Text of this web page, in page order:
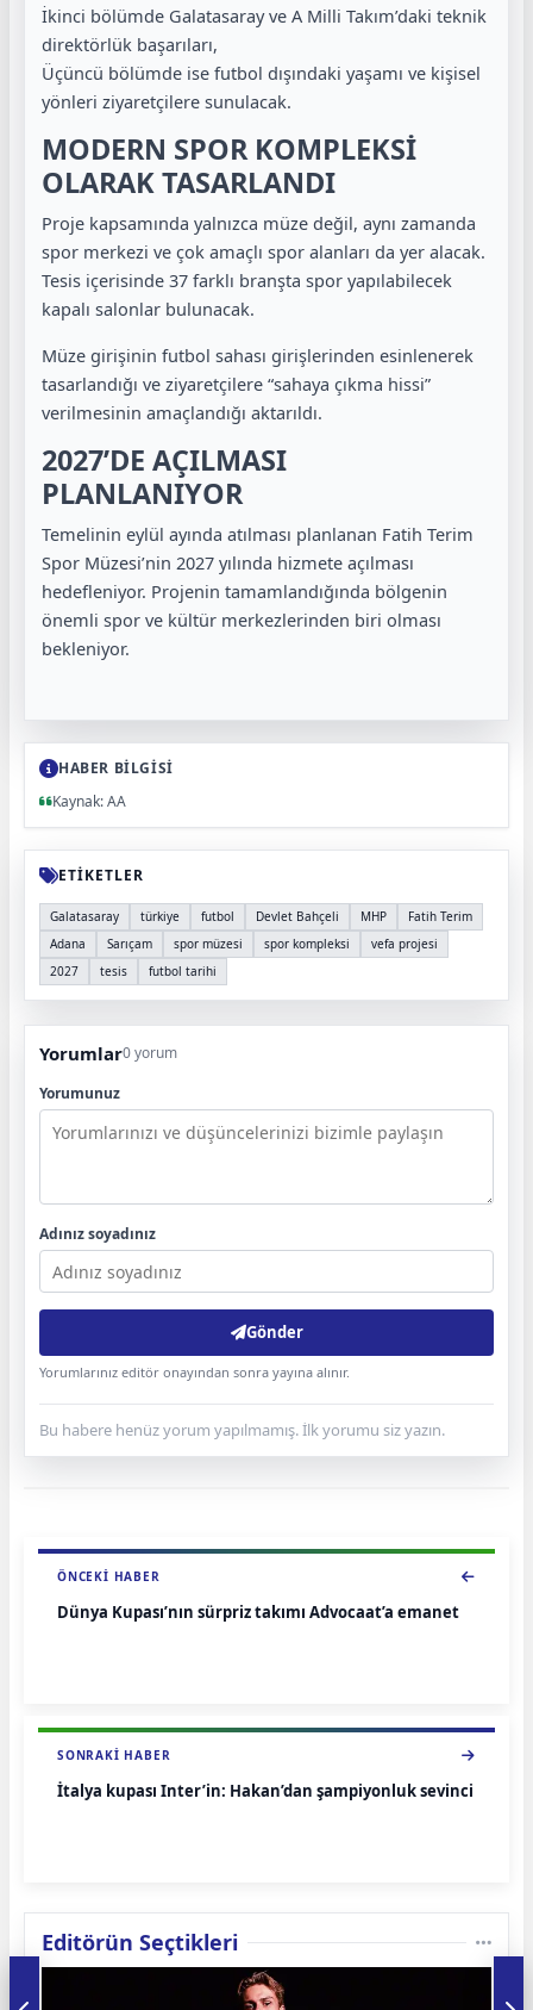
İkinci bölümde Galatasaray ve A Milli Takım’daki teknik
direktörlük başarıları,
Üçüncü bölümde ise futbol dışındaki yaşamı ve kişisel
yönleri ziyaretçilere sunulacak.
MODERN SPOR KOMPLEKSİ
OLARAK TASARLANDI
Proje kapsamında yalnızca müze değil, aynı zamanda
spor merkezi ve çok amaçlı spor alanları da yer alacak.
Tesis içerisinde 37 farklı branşta spor yapılabilecek
kapalı salonlar bulunacak.
Müze girişinin futbol sahası girişlerinden esinlenerek
tasarlandığı ve ziyaretçilere “sahaya çıkma hissi”
verilmesinin amaçlandığı aktarıldı.
2027’DE AÇILMASI
PLANLANIYOR
Temelinin eylül ayında atılması planlanan Fatih Terim
Spor Müzesi’nin 2027 yılında hizmete açılması
hedefleniyor. Projenin tamamlandığında bölgenin
önemli spor ve kültür merkezlerinden biri olması
bekleniyor.
HABER BİLGİSİ
Kaynak: AA
ETİKETLER
Galatasaray türkiye futbol Devlet Bahçeli MHP
Fatih Terim
Adana
Sarıçam spor müzesi spor kompleksi
vefa projesi
2027
tesis futbol tarihi
Yorumlar0 yorum
Yorumunuz
Adınız soyadınız
Gönder
Yorumlarınız editör onayından sonra yayına alınır.
Bu habere henüz yorum yapılmamış. İlk yorumu siz yazın.
ÖNCEKI HABER
Dünya Kupası’nın sürpriz takımı Advocaat’a emanet
SONRAKI HABER
İtalya kupası Inter’in: Hakan’dan şampiyonluk sevinci
Editörün Seçtikleri